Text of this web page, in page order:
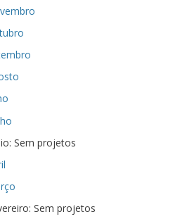
Sem projetos
Sem projetos